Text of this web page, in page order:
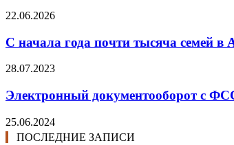
22.06.2026
С начала года почти тысяча семей в
28.07.2023
Электронный документооборот с
25.06.2024
ПОСЛЕДНИЕ ЗАПИСИ